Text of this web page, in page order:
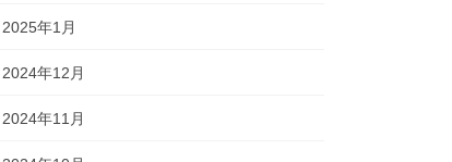
2025年1月
2024年12月
2024年11月